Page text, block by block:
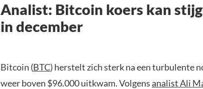
Analist: Bitcoin koers kan
in december
Bitcoin (BTC) herstelt zich sterk na een turbulente
weer boven $96.000 uitkwam. Volgensanalist Ali